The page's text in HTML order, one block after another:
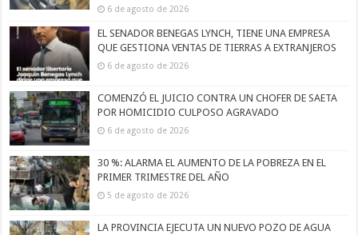
6 de agosto de 2026
EL SENADOR BENEGAS LYNCH, TIENE UNA EMPRESA
QUE GESTIONA VENTAS DE TIERRAS A EXTRANJEROS
6 de agosto de 2026
COMENZÓ EL JUICIO CONTRA UN CHOFER DE SAETA
POR HOMICIDIO CULPOSO AGRAVADO
6 de agosto de 2026
30 %: ALARMA EL AUMENTO DE LA POBREZA EN EL
PRIMER TRIMESTRE DEL AÑO
5 de agosto de 2026
LA PROVINCIA EJECUTA UN NUEVO POZO DE AGUA